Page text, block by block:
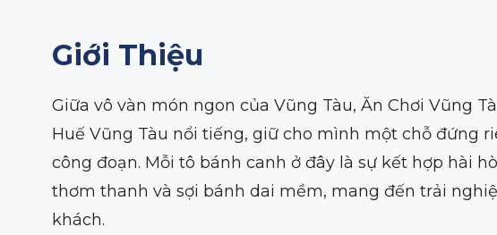
Giới Thiệu
Giữa vô vàn món ngon của Vũng Tàu, Ăn Chơi Vũng
Huế Vũng Tàu nổi tiếng, giữ cho mình một chỗ đứng
công đoạn. Mỗi tô bánh canh ở đây là sự kết hợp hài
thơm thanh và sợi bánh dai mềm, mang đến trải
khách.